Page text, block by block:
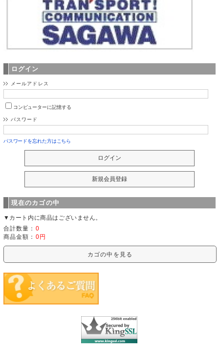
ログイン
メールアドレス
コンピューターに記憶する
パスワード
パスワードを忘れた方はこちら
現在のカゴの中
▼カート内に商品はございません。
合計数量： 0
商品金額： 0円
カゴの中を見る